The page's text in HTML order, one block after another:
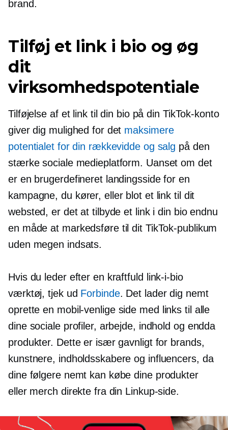
brand.
Tilføj et link i bio og øg
dit
virksomhedspotentiale
Tilføjelse af et link til din bio på din TikTok-konto
giver dig mulighed for det maksimere
potentialet for din rækkevidde og salg på den
stærke sociale medieplatform. Uanset om det
er en brugerdefineret landingsside for en
kampagne, du kører, eller blot et link til dit
websted, er det at tilbyde et link i din bio endnu
en måde at markedsføre til dit TikTok-publikum
uden megen indsats.
Hvis du leder efter en kraftfuld
link-i-bio
værktøj, tjek ud Forbinde. Det lader dig nemt
oprette en mobil-venligeside med links til alle
dine sociale profiler, arbejde, indhold og endda
produkter. Dette er især gavnligt for brands,
kunstnere, indholdsskabere og influencers, da
dine følgere nemt kan købe dine produkter
eller merch direkte fra din Linkup-side.